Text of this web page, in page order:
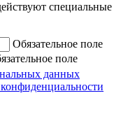
специальные
Обязательное поле
поле
данных